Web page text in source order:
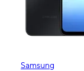
Samsung